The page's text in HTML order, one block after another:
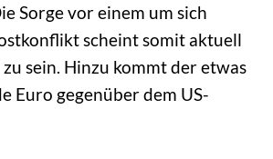
Sorge vor einem um sich
scheint somit aktuell
sein. Hinzu kommt der etwas
Euro gegenüber dem US-